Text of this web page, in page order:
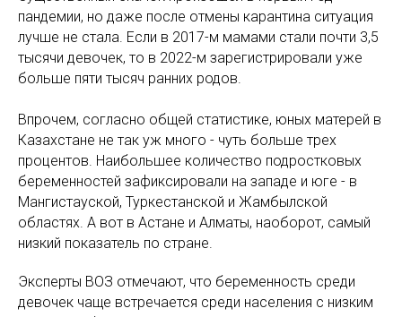
пандемии, но даже после отмены карантина ситуация
лучше не стала. Если в 2017-м мамами стали почти 3,5
тысячи девочек, то в 2022-м зарегистрировали уже
больше пяти тысяч ранних родов.
Впрочем, согласно общей статистике, юных матерей в
Казахстане не так уж много - чуть больше трех
процентов. Наибольшее количество подростковых
беременностей зафиксировали на западе и юге - в
Мангистауской, Туркестанской и Жамбылской
областях. А вот в Астане и Алматы, наоборот, самый
низкий показатель по стране.
Эксперты ВОЗ отмечают, что беременность среди
девочек чаще встречается среди населения с низким